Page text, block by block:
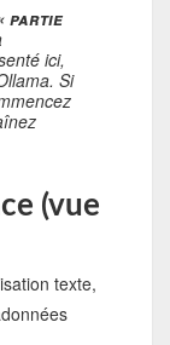
partie
ici,
Si
(vue
texte,